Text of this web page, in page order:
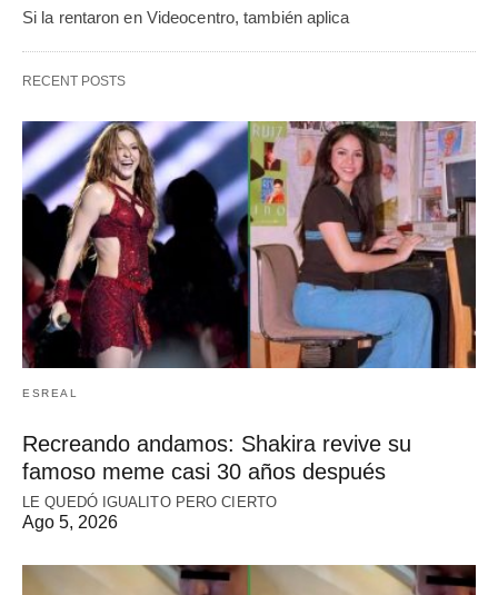
Si la rentaron en Videocentro, también aplica
RECENT POSTS
ESREAL
Recreando andamos: Shakira revive su
famoso meme casi 30 años después
LE QUEDÓ IGUALITO PERO CIERTO
Ago 5, 2026